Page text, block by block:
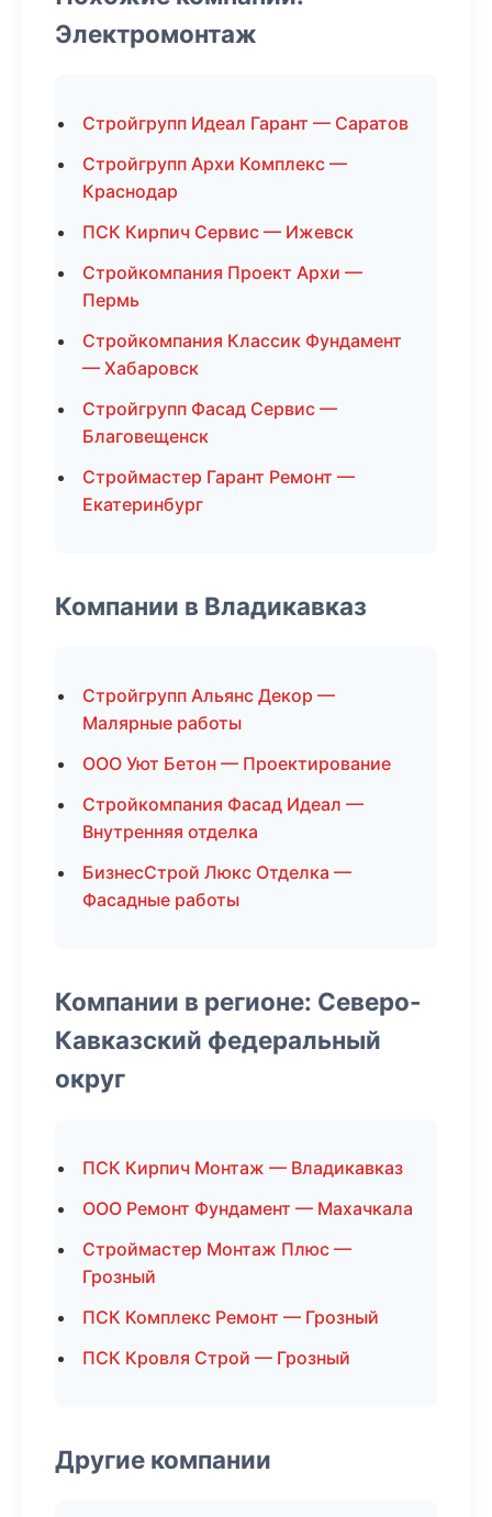
Электромонтаж
Стройгрупп Идеал Гарант — Саратов
Стройгрупп Архи Комплекс —
Краснодар
ПСК Кирпич Сервис — Ижевск
Стройкомпания Проект Архи —
Пермь
Стройкомпания Классик Фундамент
— Хабаровск
Стройгрупп Фасад Сервис —
Благовещенск
Строймастер Гарант Ремонт —
Екатеринбург
Компании в Владикавказ
Стройгрупп Альянс Декор —
Малярные работы
ООО Уют Бетон — Проектирование
Стройкомпания Фасад Идеал —
Внутренняя отделка
БизнесСтрой Люкс Отделка —
Фасадные работы
Компании в регионе: Северо-
Кавказский федеральный
округ
ПСК Кирпич Монтаж — Владикавказ
ООО Ремонт Фундамент — Махачкала
Строймастер Монтаж Плюс —
Грозный
ПСК Комплекс Ремонт — Грозный
ПСК Кровля Строй — Грозный
Другие компании